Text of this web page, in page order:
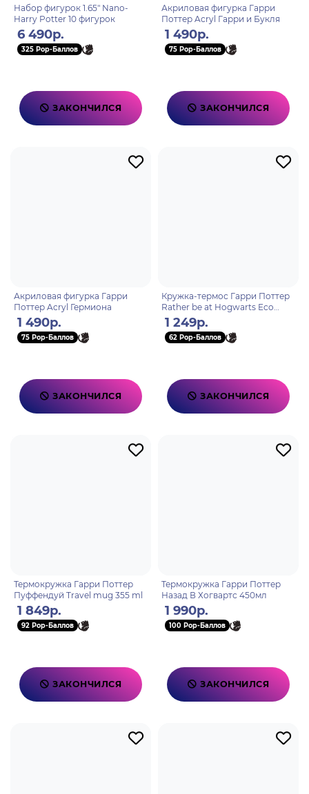
Набор фигурок 1.65" Nano-
Harry Potter 10 фигурок
6 490р.
325 Pop-Баллов
ЗАКОНЧИЛСЯ
Акриловая фигурка Гарри
Поттер Acryl Гарри и Букля
1 490р.
75 Pop-Баллов
ЗАКОНЧИЛСЯ
Акриловая фигурка Гарри
Поттер Acryl Гермиона
1 490р.
75 Pop-Баллов
ЗАКОНЧИЛСЯ
Кружка-термос Гарри Поттер
Rather be at Hogwarts Eco
450ml
1 249р.
62 Pop-Баллов
ЗАКОНЧИЛСЯ
Термокружка Гарри Поттер
Пуффендуй Travel mug 355 ml
1 849р.
92 Pop-Баллов
ЗАКОНЧИЛСЯ
Термокружка Гарри Поттер
Назад В Хогвартс 450мл
1 990р.
100 Pop-Баллов
ЗАКОНЧИЛСЯ